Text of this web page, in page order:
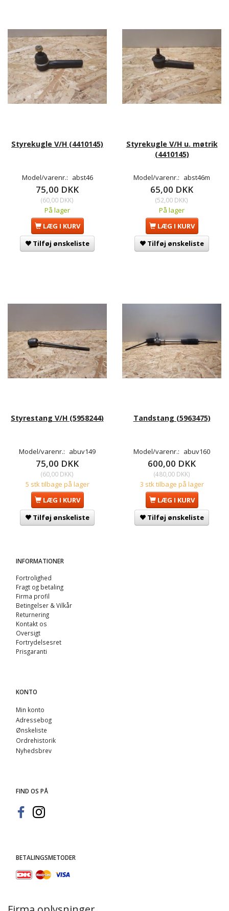
Styrekugle V/H (4410145)
Model/varenr.: abst46
75,00 DKK
(60,00 DKK)
På lager
LÆG I KURV
Tilføj ønskeliste
Styrekugle V/H u. møtrik
(4410145)
Model/varenr.: abst46m
65,00 DKK
(52,00 DKK)
På lager
LÆG I KURV
Tilføj ønskeliste
Styrestang V/H (5958244)
Model/varenr.: abuv149
75,00 DKK
(60,00 DKK)
5 stk tilbage på lager
LÆG I KURV
Tilføj ønskeliste
Tandstang (5963475)
Model/varenr.: abuv160
600,00 DKK
(480,00 DKK)
3 stk tilbage på lager
LÆG I KURV
Tilføj ønskeliste
INFORMATIONER
Fortrolighed
Fragt og betaling
Firma profil
Betingelser & Vilkår
Returnering
Kontakt os
Oversigt
Fortrydelsesret
Prisgaranti
KONTO
Min konto
Adressebog
Ønskeliste
Ordrehistorik
Nyhedsbrev
FIND OS PÅ
BETALINGSMETODER